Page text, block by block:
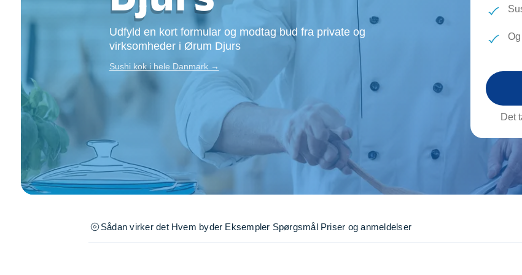
Opsætning af skillevæg
Træfældning
Tunge løft
TV installation og opsætning
Se alle...
Udfyld en kort formular og modtag bud fra private og
virksomheder i Ørum Djurs
Sushi kok i hele Danmark →
Det
Sådan virker det Hvem byder Eksempler Spørgsmål Priser og anmeldelser